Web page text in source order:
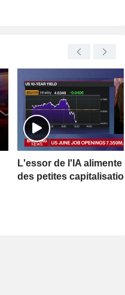
L'essor de l'IA alimente
des petites